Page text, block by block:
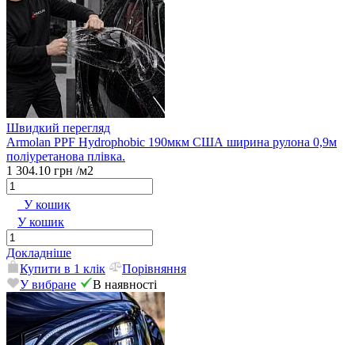
Швидкий перегляд
Armolan PPF Hydrophobic 190мкм США ширина рулона 0,9м
поліуретанова плівка.
1 304.10 грн /м2
У кошик
У кошик
Докладніше
Купити в 1 клік
Порівняння
У вибране
В наявності